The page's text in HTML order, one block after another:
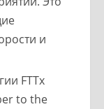
и
FTTx
to the